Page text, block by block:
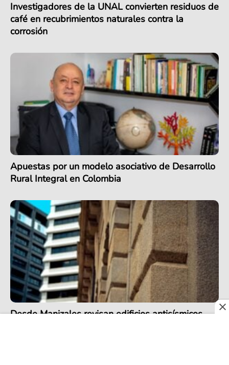
Investigadores de la UNAL convierten residuos de
café en recubrimientos naturales contra la
corrosión
Apuestas por un modelo asociativo de Desarrollo
Rural Integral en Colombia
Desde Manizales revisan edificios antisísmicos,